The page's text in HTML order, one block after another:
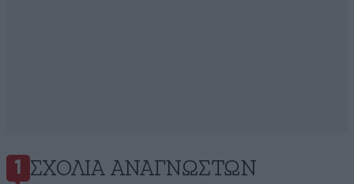
1 ΣΧΌΛΙΑ ΑΝΑΓΝΩΣΤΏΝ